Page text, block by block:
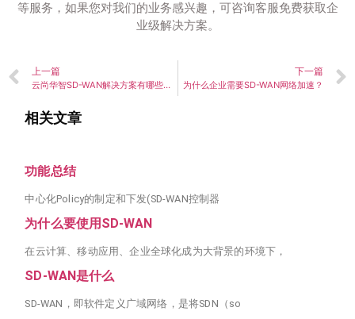
等服务，如果您对我们的业务感兴趣，可咨询客服免费获取企
业级解决方案。
上一篇
云尚华智SD-WAN解决方案有哪些特点
下一篇
为什么企业需要SD-WAN网络加速？
相关文章
功能总结
中心化Policy的制定和下发(SD-WAN控制器
为什么要使用SD-WAN
在云计算、移动应用、企业全球化成为大背景的环境下，
SD-WAN是什么
SD-WAN，即软件定义广域网络，是将SDN（so